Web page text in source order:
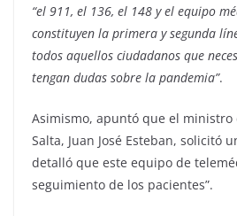
“el 911, el 136, el 148 y el equipo
constituyen la primera y segunda
todos aquellos ciudadanos que
tengan dudas sobre la pandemia”.
Asimismo, apuntó que el ministro
Salta, Juan José Esteban, solicitó
detalló que este equipo de
seguimiento de los pacientes”.